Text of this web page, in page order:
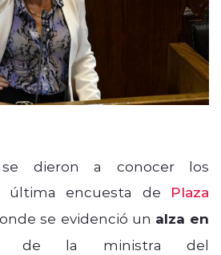
dieron a conocer los
última encuesta de
Plaza
se evidenció un alza en
de la ministra del